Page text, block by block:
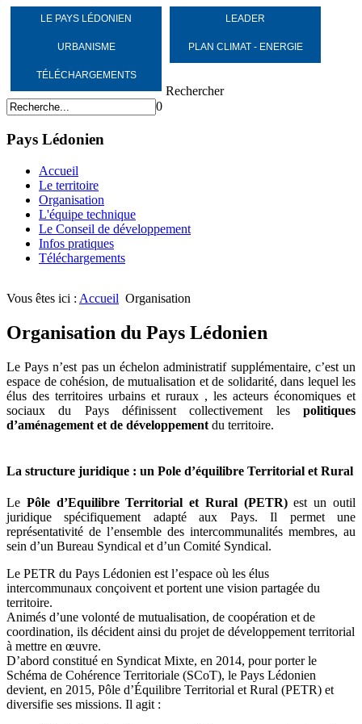
LE PAYS LÉDONIEN LEADER
URBANISME PLAN CLIMAT - ENERGIE
TÉLÉCHARGEMENTS
Rechercher
0
Pays Lédonien
Accueil
Le territoire
Organisation
L'équipe technique
Le Conseil de développement
Infos pratiques
Téléchargements
Vous êtes ici : Accueil Organisation
Organisation du Pays Lédonien
Le Pays n’est pas un échelon administratif supplémentaire, c’est un
espace de cohésion, de mutualisation et de solidarité, dans lequel les
élus des territoires urbains et ruraux , les acteurs économiques et
sociaux du Pays définissent collectivement les politiques
d’aménagement et de développement du territoire.
La structure juridique : un Pole d’équilibre Territorial et Rural
Le Pôle d’Equilibre Territorial et Rural (PETR)est un outil
juridique spécifiquement adapté aux Pays. Il permet une
représentativité de l’ensemble des intercommunalités membres, au
sein d’un Bureau Syndical et d’un Comité Syndical.
Le PETR du Pays Lédonien est l’espace où les élus
intercommunaux conçoivent et portent une vision partagée du
territoire.
Animés d’une volonté de mutualisation, de coopération et de
coordination, ils décident ainsi du projet de développement territorial
à mettre en œuvre.
D’abord constitué en Syndicat Mixte, en 2014, pour porter le
Schéma de Cohérence Territoriale (SCoT), le Pays Lédonien
devient, en 2015, Pôle d’Équilibre Territorial et Rural (PETR) et
diversifie ses missions. Il agit :